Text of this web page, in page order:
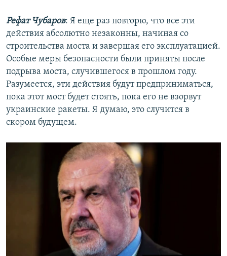
Рефат Чубаров: Я еще раз повторю, что все эти
действия абсолютно незаконны, начиная со
строительства моста и завершая его эксплуатацией.
Особые меры безопасности были приняты после
подрыва моста, случившегося в прошлом году.
Разумеется, эти действия будут предприниматься,
пока этот мост будет стоять, пока его не взорвут
украинские ракеты. Я думаю, это случится в
скором будущем.